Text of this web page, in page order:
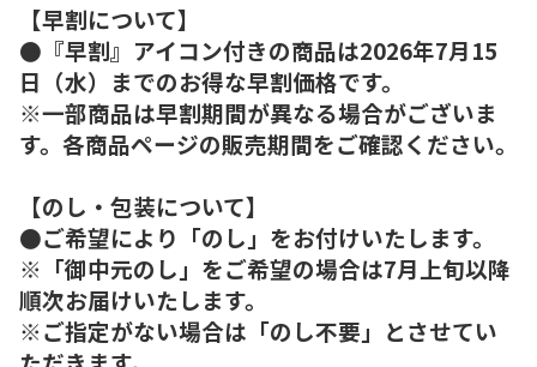
【早割について】
●『早割』アイコン付きの商品は2026年7月15
日（水）までのお得な早割価格です。
※一部商品は早割期間が異なる場合がございま
す。各商品ページの販売期間をご確認ください。
【のし・包装について】
●ご希望により「のし」をお付けいたします。
※「御中元のし」をご希望の場合は7月上旬以降
順次お届けいたします。
※ご指定がない場合は「のし不要」とさせてい